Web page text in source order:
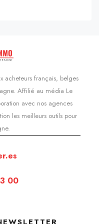
acheteurs français, belges
Affilié au média Le
avec nos agences
les meilleurs outils pour
00